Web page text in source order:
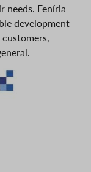
needs. Feníria
development